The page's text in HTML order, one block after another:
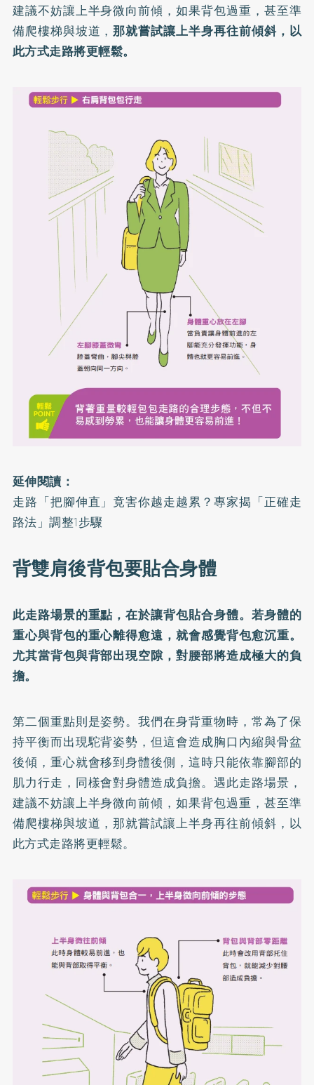
建議不妨讓上半身微向前傾，如果背包過重，甚至準
備爬樓梯與坡道，那就嘗試讓上半身再往前傾斜，以
此方式走路將更輕鬆。
延伸閱讀：
走路「把腳伸直」竟害你越走越累？專家揭「正確走
路法」調整1步驟
背雙肩後背包要貼合身體
此走路場景的重點，在於讓背包貼合身體。若身體的
重心與背包的重心離得愈遠，就會感覺背包愈沉重。
尤其當背包與背部出現空隙，對腰部將造成極大的負
擔。
第二個重點則是姿勢。我們在身背重物時，常為了保
持平衡而出現駝背姿勢，但這會造成胸口內縮與骨盆
後傾，重心就會移到身體後側，這時只能依靠腳部的
肌力行走，同樣會對身體造成負擔。遇此走路場景，
建議不妨讓上半身微向前傾，如果背包過重，甚至準
備爬樓梯與坡道，那就嘗試讓上半身再往前傾斜，以
此方式走路將更輕鬆。